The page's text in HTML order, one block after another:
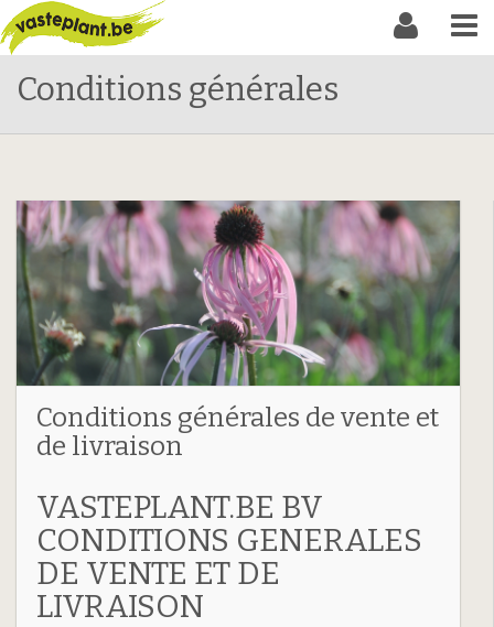
Conditions générales
Conditions générales de vente et
de livraison
VASTEPLANT.BE BV
CONDITIONS GENERALES
DE VENTE ET DE
LIVRAISON